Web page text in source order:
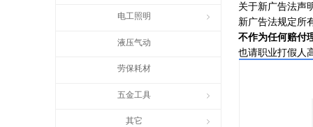
关于新广告法声
新广告法规定所
不作为任何赔付
也请职业打假人
ꁇ
电工照明
液压气动
劳保耗材
ꁇ
五金工具
ꁇ
其它